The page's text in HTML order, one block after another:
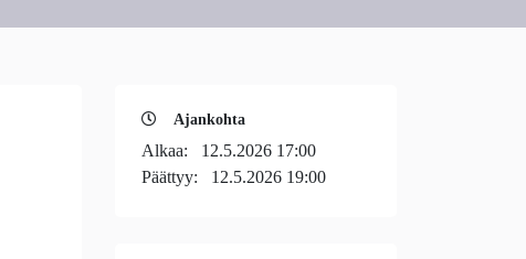
Ajankohta
Alkaa: 12.5.2026 17:00
Päättyy: 12.5.2026 19:00